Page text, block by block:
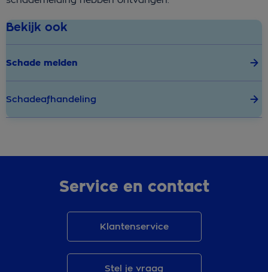
Bekijk ook
Schade melden
Schadeafhandeling
Service en contact
Klantenservice
Stel je vraag